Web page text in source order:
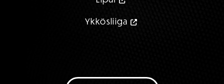
Ykkösliiga